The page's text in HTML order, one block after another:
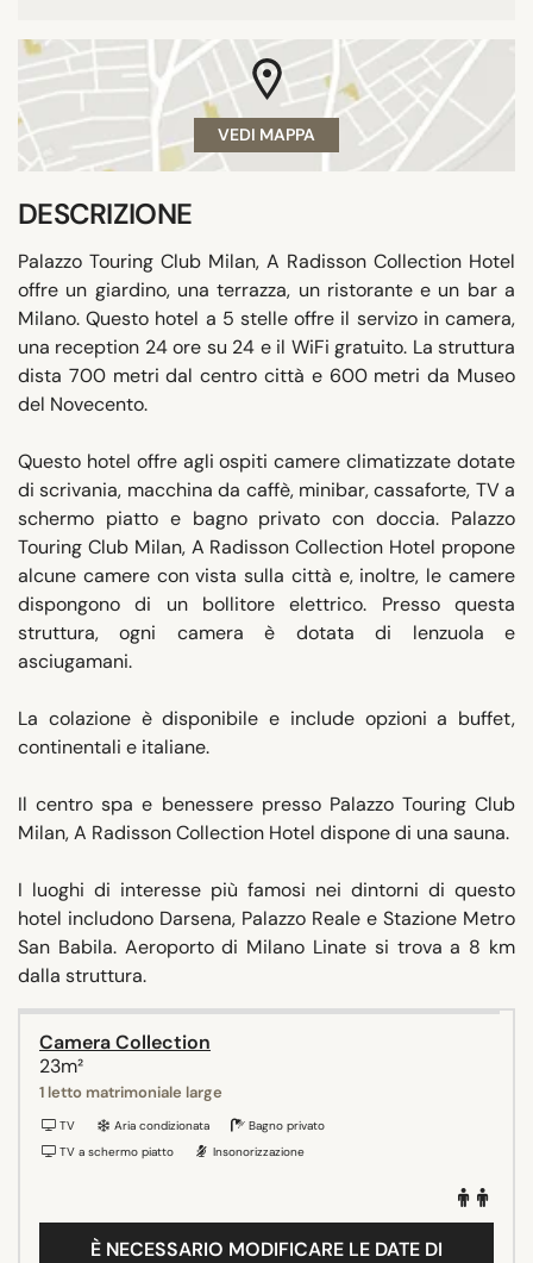
VEDI MAPPA
DESCRIZIONE
Palazzo Touring Club Milan, A Radisson Collection Hotel
offre un giardino, una terrazza, un ristorante e un bar a
Milano. Questo hotel a 5 stelle offre il servizo in camera,
una reception 24 ore su 24 e il WiFi gratuito. La struttura
dista 700 metri dal centro città e 600 metri da Museo
del Novecento.
Questo hotel offre agli ospiti camere climatizzate dotate
di scrivania, macchina da caffè, minibar, cassaforte, TV a
schermo piatto e bagno privato con doccia. Palazzo
Touring Club Milan, A Radisson Collection Hotel propone
alcune camere con vista sulla città e, inoltre, le camere
dispongono di un bollitore elettrico. Presso questa
struttura, ogni camera è dotata di lenzuola e
asciugamani.
La colazione è disponibile e include opzioni a buffet,
continentali e italiane.
Il centro spa e benessere presso Palazzo Touring Club
Milan, A Radisson Collection Hotel dispone di una sauna.
I luoghi di interesse più famosi nei dintorni di questo
hotel includono Darsena, Palazzo Reale e Stazione Metro
San Babila. Aeroporto di Milano Linate si trova a 8 km
dalla struttura.
Camera Collection
23m²
1 letto matrimoniale large
TV Aria condizionata
Bagno privato
TV a schermo piatto
Insonorizzazione
È NECESSARIO MODIFICARE LE DATE DI